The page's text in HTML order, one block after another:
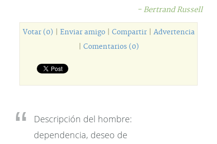
- Bertrand Russell
Votar (0) Enviar amigo| Compartir| Advertencia
Comentarios (0)
Descripción del hombre:
dependencia, deseo de